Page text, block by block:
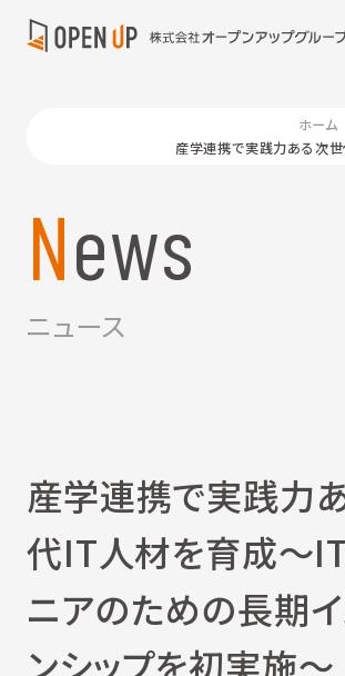
ホーム
News
ニュース
産学連携で実践力
代IT人材を育成～
ニアのための長期
ンシップを初実施～